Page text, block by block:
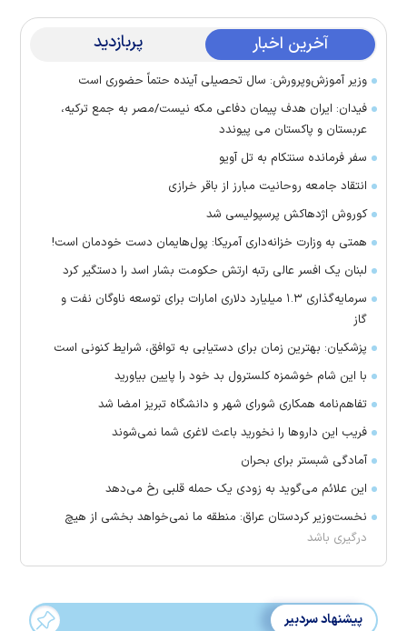
آخرین اخبار پربازدید
وزیر آموزش‌وپرورش: سال تحصیلی آینده حتماً حضوری است
فیدان: ایران هدف پیمان دفاعی مکه نیست/مصر به جمع ترکیه،
عربستان و پاکستان می پیوندد
سفر فرمانده سنتکام به تل آویو
انتقاد جامعه روحانیت مبارز از باقر خرازی
کوروش اژدهاکش پرسپولیسی شد
همتی به وزارت خزانه‌داری آمریکا: پول‌هایمان دست خودمان است!
لبنان یک افسر عالی رتبه ارتش حکومت بشار اسد را دستگیر کرد
سرمایه‌گذاری ۱.۳ میلیارد دلاری امارات برای توسعه ناوگان نفت و
گاز
پزشکیان: بهترین زمان برای دستیابی به توافق، شرایط کنونی است
با این شام خوشمزه کلسترول بد خود را پایین بیاورید
تفاهم‌نامه همکاری شورای شهر و دانشگاه تبریز امضا شد
فریب این دارو‌ها را نخورید باعث لاغری شما نمی‌شوند
آمادگی شبستر برای بحران
این علائم می‌گوید به زودی یک حمله قلبی رخ می‌دهد
نخست‌وزیر کردستان عراق: منطقه ما نمی‌خواهد بخشی از هیچ
درگیری باشد
پیشنهاد سردبیر